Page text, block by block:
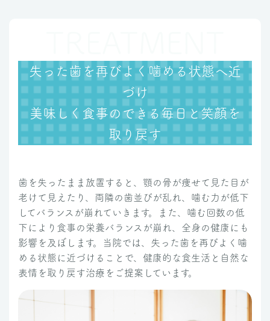
失った歯を再びよく噛める状態へ近
づけ
美味しく食事のできる毎日と笑顔を
取り戻す
歯を失ったまま放置すると、顎の骨が痩せて見た目が
老けて見えたり、両隣の歯並びが乱れ、噛む力が低下
してバランスが崩れていきます。また、噛む回数の低
下により食事の栄養バランスが崩れ、全身の健康にも
影響を及ぼします。当院では、失った歯を再びよく噛
める状態に近づけることで、健康的な食生活と自然な
表情を取り戻す治療をご提案しています。